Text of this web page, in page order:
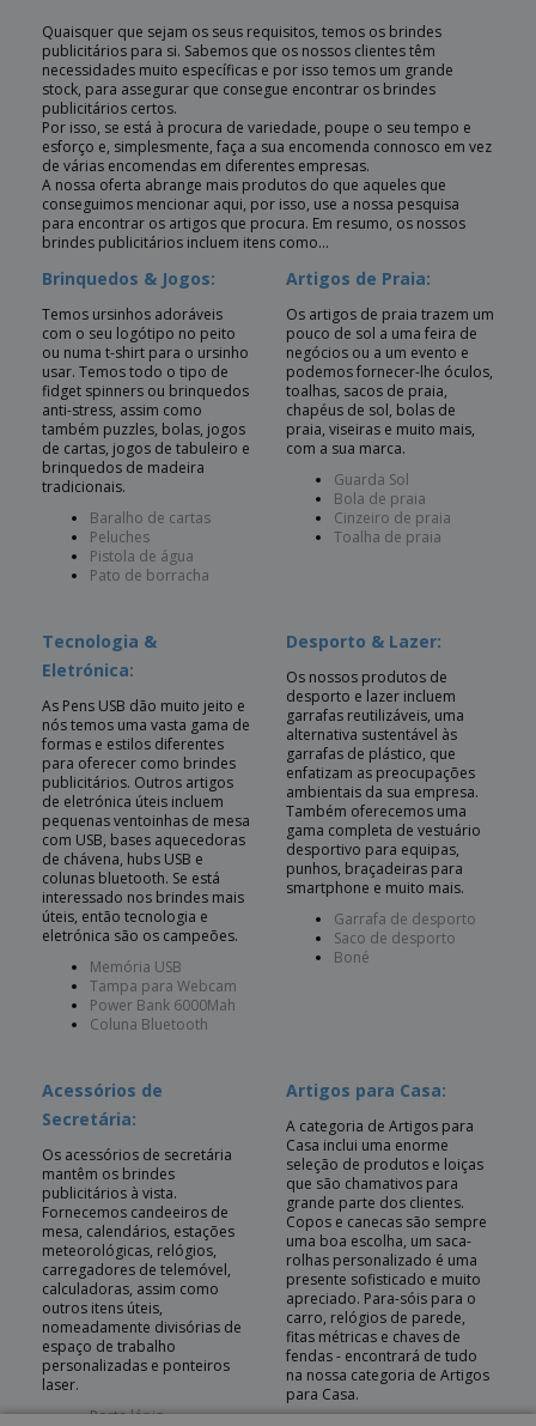
Quaisquer que sejam os seus requisitos, temos os brindes
publicitários para si. Sabemos que os nossos clientes têm
necessidades muito específicas e por isso temos um grande
stock, para assegurar que consegue encontrar os brindes
publicitários certos.
Por isso, se está à procura de variedade, poupe o seu tempo e
esforço e, simplesmente, faça a sua encomenda connosco em vez
de várias encomendas em diferentes empresas.
A nossa oferta abrange mais produtos do que aqueles que
conseguimos mencionar aqui, por isso, use a nossa pesquisa
para encontrar os artigos que procura. Em resumo, os nossos
brindes publicitários incluem itens como...
Brinquedos & Jogos:
Temos ursinhos adoráveis
com o seu logótipo no peito
ou numa t-shirt para o ursinho
usar. Temos todo o tipo de
fidget spinners ou brinquedos
anti-stress, assim como
também puzzles, bolas, jogos
de cartas, jogos de tabuleiro e
brinquedos de madeira
tradicionais.
Baralho de cartas
Peluches
Pistola de água
Pato de borracha
Artigos de Praia:
Os artigos de praia trazem um
pouco de sol a uma feira de
negócios ou a um evento e
podemos fornecer-lhe óculos,
toalhas, sacos de praia,
chapéus de sol, bolas de
praia, viseiras e muito mais,
com a sua marca.
Guarda Sol
Bola de praia
Cinzeiro de praia
Toalha de praia
Tecnologia &
Eletrónica:
As Pens USB dão muito jeito e
nós temos uma vasta gama de
formas e estilos diferentes
para oferecer como brindes
publicitários. Outros artigos
de eletrónica úteis incluem
pequenas ventoinhas de mesa
com USB, bases aquecedoras
de chávena, hubs USB e
colunas bluetooth. Se está
interessado nos brindes mais
úteis, então tecnologia e
eletrónica são os campeões.
Memória USB
Tampa para Webcam
Power Bank 6000Mah
Coluna Bluetooth
Desporto & Lazer:
Os nossos produtos de
desporto e lazer incluem
garrafas reutilizáveis, uma
alternativa sustentável às
garrafas de plástico, que
enfatizam as preocupações
ambientais da sua empresa.
Também oferecemos uma
gama completa de vestuário
desportivo para equipas,
punhos, braçadeiras para
smartphone e muito mais.
Garrafa de desporto
Saco de desporto
Boné
Acessórios de
Secretária:
Os acessórios de secretária
mantêm os brindes
publicitários à vista.
Fornecemos candeeiros de
mesa, calendários, estações
meteorológicas, relógios,
carregadores de telemóvel,
calculadoras, assim como
outros itens úteis,
nomeadamente divisórias de
espaço de trabalho
personalizadas e ponteiros
laser.
Porta lápis
Artigos para Casa:
A categoria de Artigos para
Casa inclui uma enorme
seleção de produtos e loiças
que são chamativos para
grande parte dos clientes.
Copos e canecas são sempre
uma boa escolha, um saca-
rolhas personalizado é uma
presente sofisticado e muito
apreciado. Para-sóis para o
carro, relógios de parede,
fitas métricas e chaves de
fendas - encontrará de tudo
na nossa categoria de Artigos
para Casa.